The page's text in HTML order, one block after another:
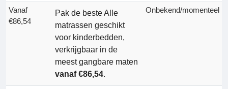
Vanaf
€86,54
Pak de beste Alle
matrassen geschikt
voor kinderbedden,
verkrijgbaar in de
meest gangbare maten
vanaf €86,54.
Onbekend/momenteel